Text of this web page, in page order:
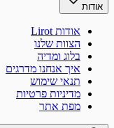
אודות
אודות Lirot
הצוות שלנו
בלוג ומדיה
איך אנחנו מדרגים
תנאי שימוש
מדיניות פרטיות
מפת אתר